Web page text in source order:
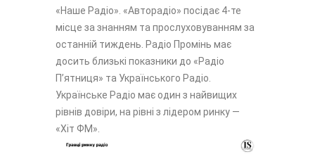
«Наше Радіо». «Авторадіо» посідає 4-те
місце за знанням та прослуховуванням за
останній тиждень. Радіо Промінь має
досить близькі показники до «Радіо
П’ятниця» та Українського Радіо.
Українське Радіо має один з найвищих
рівнів довіри, на рівні з лідером ринку —
«Хіт ФМ».